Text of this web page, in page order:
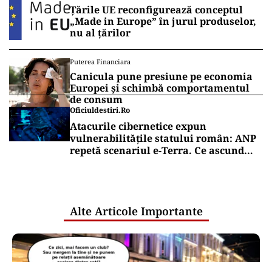
Țările UE reconfigurează conceptul
„Made in Europe” în jurul produselor,
nu al țărilor
Puterea Financiara
Canicula pune presiune pe economia
Europei și schimbă comportamentul
de consum
Oficiuldestiri.ro
Atacurile cibernetice expun
vulnerabilitățile statului român: ANP
repetă scenariul e‑Terra. Ce ascund
Alte Articole Importante